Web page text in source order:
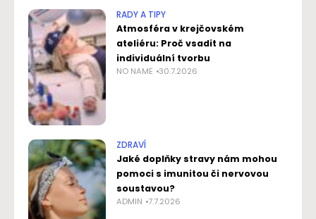
RADY A TIPY
Atmosféra v krejčovském
ateliéru: Proč vsadit na
individuální tvorbu
NO NAME 30.7.2026
ZDRAVÍ
Jaké doplňky stravy nám mohou
pomoci s imunitou či nervovou
soustavou?
ADMIN 7.7.2026